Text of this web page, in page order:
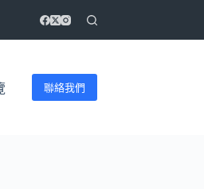
聯絡我們